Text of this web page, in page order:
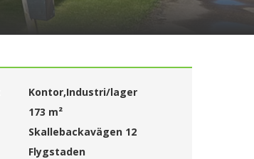
Kontor,Industri/lager
173 m²
Skallebackavägen 12
Flygstaden